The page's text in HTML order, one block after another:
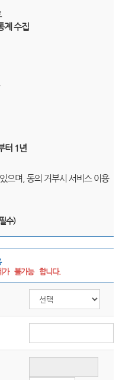
계 수집
터 1년
으며, 동의 거부시 서비스 이용
수)
불가능   합니다.